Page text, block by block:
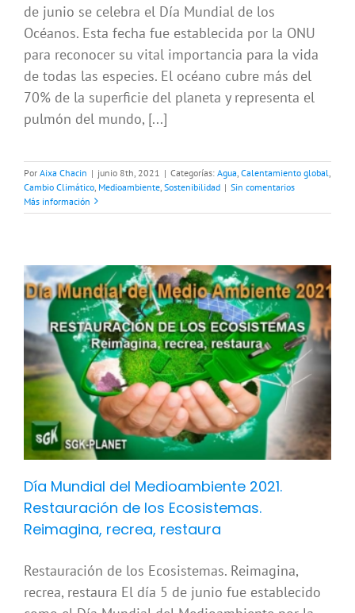
de junio se celebra el Día Mundial de los
Océanos. Esta fecha fue establecida por la ONU
para reconocer su vital importancia para la vida
de todas las especies. El océano cubre más del
70% de la superficie del planeta y representa el
pulmón del mundo, [...]
Por Aixa Chacin | junio 8th, 2021 | Categorías: Agua Calentamiento global
Cambio Climático Medioambiente Sostenibilidad | Sin comentarios
Más información
Día Mundial del Medioambiente 2021.
Restauración de los Ecosistemas.
Reimagina, recrea, restaura
Restauración de los Ecosistemas. Reimagina,
recrea, restaura El día 5 de junio fue establecido